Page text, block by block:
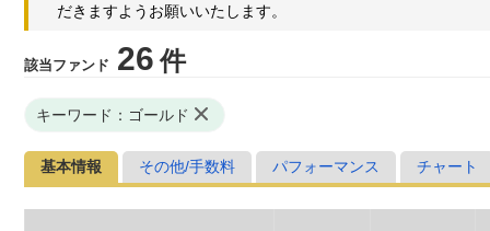
だきますようお願いいたします。
該当ファンド 26 件
キーワード：ゴールド
基本情報 その他/手数料 パフォーマンス チャート